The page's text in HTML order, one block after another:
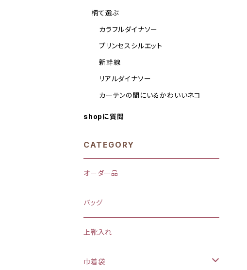
柄て選ぶ
カラフルダイナソー
プリンセスシルエット
新幹線
リアルダイナソー
カーテンの間にいるかわいいネコ
shopに質問
CATEGORY
オーダー品
バッグ
上靴入れ
巾着袋